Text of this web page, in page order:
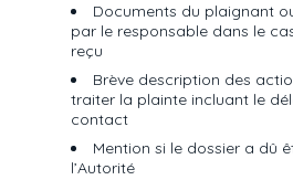
Documents du plaignant
par le responsable dans le
reçu
Brève description des
traiter la plainte incluant le
contact
Mention si le dossier a dû
l’Autorité